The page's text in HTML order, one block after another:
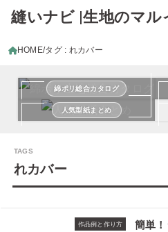
縫いナビ |生地のマル
HOME タグ : れカバー
綿ポリ総合カタログ
人気型紙まとめ
れカバー
作品例と作り方
簡単